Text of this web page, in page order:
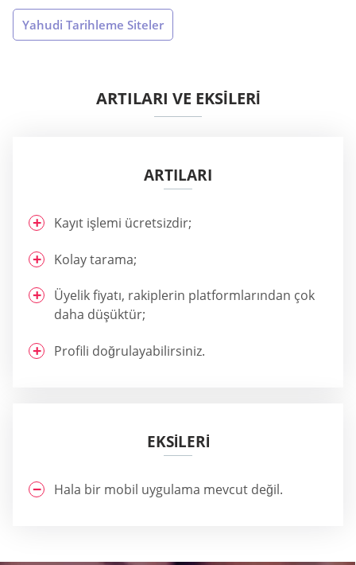
Yahudi Tarihleme Siteler
ARTILARI VE EKSİLERİ
ARTILARI
Kayıt işlemi ücretsizdir;
Kolay tarama;
Üyelik fiyatı, rakiplerin platformlarından çok
daha düşüktür;
Profili doğrulayabilirsiniz.
EKSİLERİ
Hala bir mobil uygulama mevcut değil.